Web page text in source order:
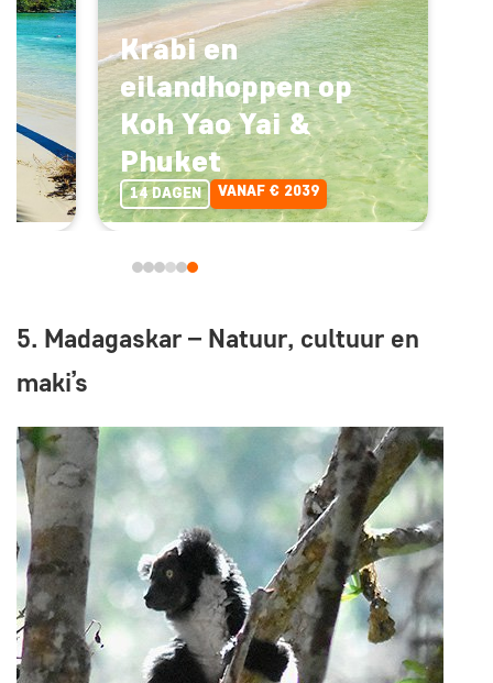
Krabi en
eilandhoppen op
Koh Yao Yai &
Phuket
14 DAGEN VANAF € 2039
5. Madagaskar – Natuur, cultuur en
maki’s